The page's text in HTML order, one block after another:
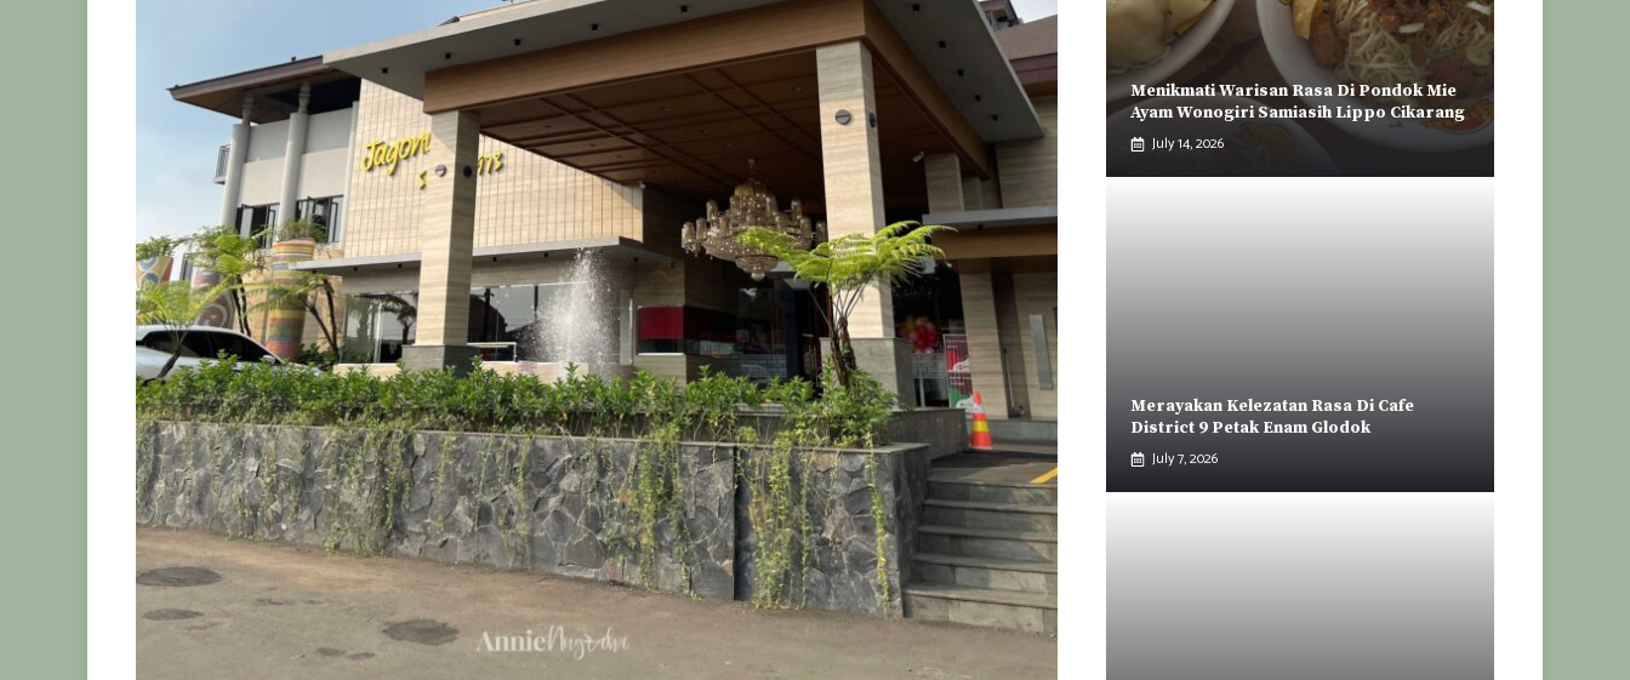
Menikmati Warisan Rasa Di Pondok Mie
Ayam Wonogiri Samiasih Lippo Cikarang
July 14, 2026
Merayakan Kelezatan Rasa Di Cafe
District 9 Petak Enam Glodok
July 7, 2026